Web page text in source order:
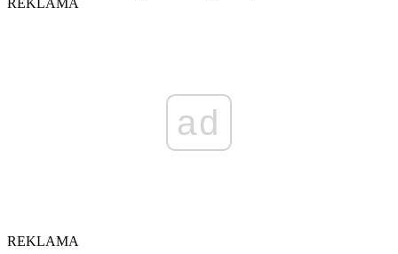
REKLAMA
ad
REKLAMA